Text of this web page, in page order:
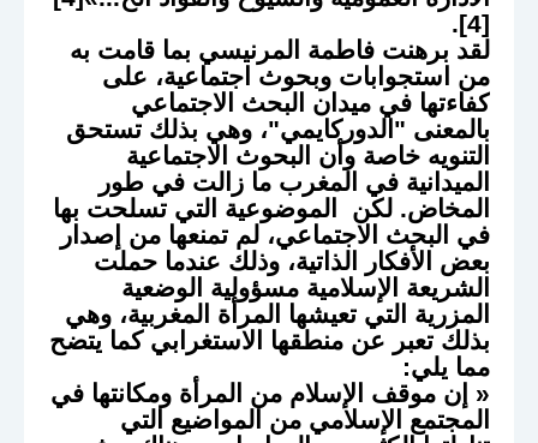
[4].
لقد برهنت فاطمة المرنيسي بما قامت به
من استجوابات وبحوث اجتماعية، على
كفاءتها في ميدان البحث الاجتماعي
بالمعنى "الدوركايمي"، وهي بذلك تستحق
التنويه خاصة وأن البحوث الاجتماعية
الميدانية في المغرب ما زالت في طور
المخاض. لكن الموضوعية التي تسلحت بها
في البحث الاجتماعي، لم تمنعها من إصدار
بعض الأفكار الذاتية، وذلك عندما حملت
الشريعة الإسلامية مسؤولية الوضعية
المزرية التي تعيشها المرأة المغربية، وهي
بذلك تعبر عن منطقها الاستغرابي كما يتضح
مما يلي:
« إن موقف الإسلام من المرأة ومكانتها في
المجتمع الإسلامي من المواضيع التي